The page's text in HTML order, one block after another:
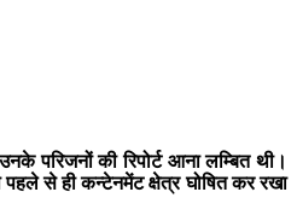
परिजनों की रिपोर्ट आना लम्बित थी।
पहले से ही कन्टेनमेंट क्षेत्र घोषित कर रखा